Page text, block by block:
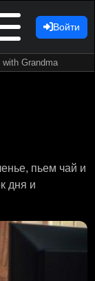
Войти
with Grandma
пьем чай и
дня и